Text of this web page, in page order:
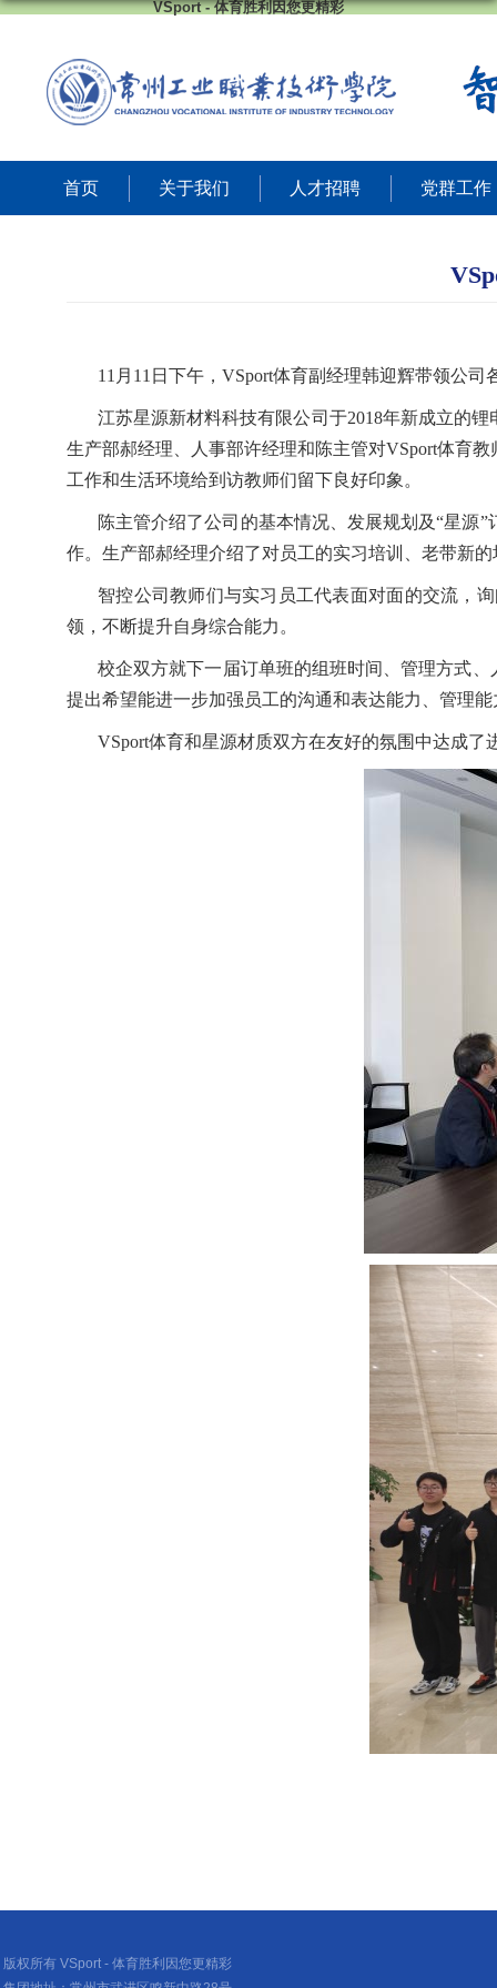
VSport - 体育胜利因您更精彩
首页 关于我们 人才招聘 党群工作
11 月 11 日下午，VSport体育副经理韩迎辉带领公
江苏星源新材料科技有限公司于2018年新成立的锂
生产部郝经理、人事部许经理和陈主管对VSport体育
工作和生活环境给到访教师们留下良好印象。
陈主管介绍了公司的基本情况、发展规划及“星源”
作。生产部郝经理介绍了对员工的实习培训、老带新
智控公司教师们与实习员工代表面对面的交流，
领，不断提升自身综合能力。
校企双方就下一届订单班的组班时间、管理方式
提出希望能进一步加强员工的沟通和表达能力、管理
VSport体育和星源材质双方在友好的氛围中达成了
版权所有 VSport - 体育胜利因您更精彩